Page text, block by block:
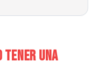
tener una